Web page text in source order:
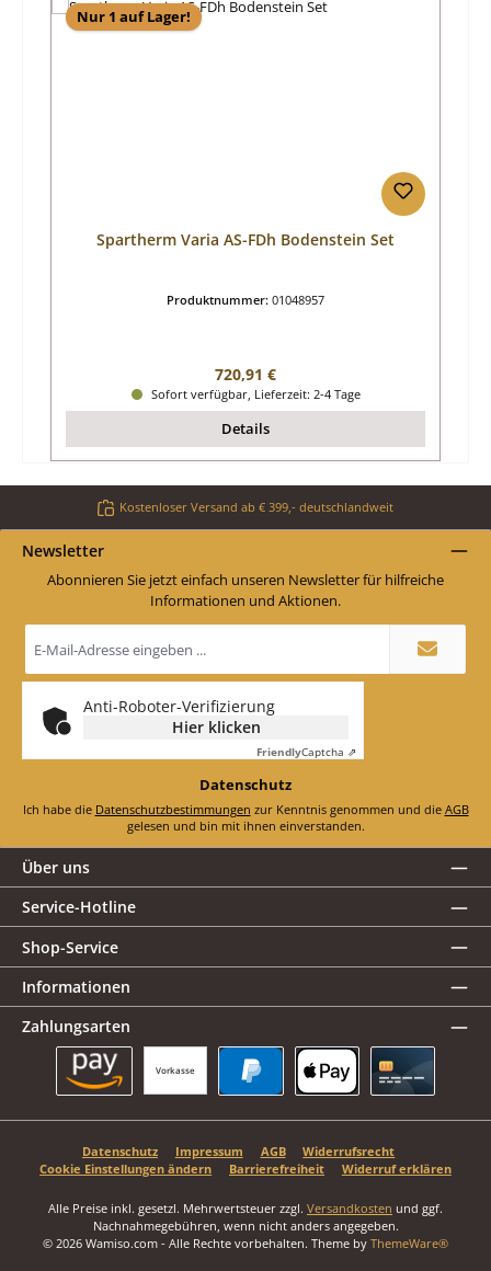
Nur 1 auf Lager!
Spartherm Varia AS-FDh Bodenstein Set
Produktnummer: 01048957
Regulärer Preis:
720,91 €
Sofort verfügbar, Lieferzeit: 2-4 Tage
Details
Kostenloser Versand ab € 399,- deutschlandweit
Newsletter
Abonnieren Sie jetzt einfach unseren Newsletter für hilfreiche
Informationen und Aktionen.
Mail-
Adresse
*
Anti-Roboter-Verifizierung
Hier klicken
FriendlyCaptcha ⇗
Datenschutz
Ich habe die Datenschutzbestimmungen zur Kenntnis genommen und die AGB
gelesen und bin mit ihnen einverstanden.
Über uns
Service-Hotline
Shop-Service
Informationen
Zahlungsarten
Vorkasse
Datenschutz Impressum AGB
Widerrufsrecht
Cookie Einstellungen ändern
Barrierefreiheit Widerruf erklären
Alle Preise inkl. gesetzl. Mehrwertsteuer zzgl. Versandkosten und ggf.
Nachnahmegebühren, wenn nicht anders angegeben.
© 2026 Wamiso.com - Alle Rechte vorbehalten. Theme by ThemeWare®